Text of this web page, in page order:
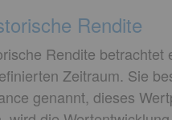
Rendite
Rendite
Zeitraum. Sie
genannt, dieses